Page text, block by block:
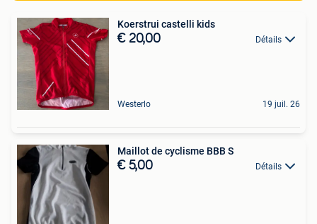
Koerstrui castelli kids
€ 20,00 Détails
Westerlo 19 juil. 26
Maillot de cyclisme BBB S
€ 5,00 Détails